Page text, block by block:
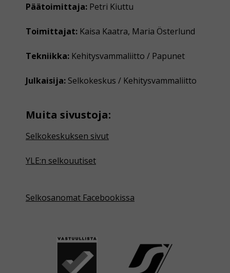
Päätoimittaja: Petri Kiuttu
Toimittajat: Kaisa Kaatra, Maria Österlund
Tekniikka: Kehitysvammaliitto / Papunet
Julkaisija: Selkokeskus / Kehitysvammaliitto
Muita sivustoja:
Selkokeskuksen sivut
YLE:n selkouutiset
Selkosanomat Facebookissa